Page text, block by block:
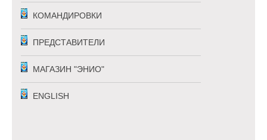
КОМАНДИРОВКИ
ПРЕДСТАВИТЕЛИ
МАГАЗИН "ЭНИО"
ENGLISH